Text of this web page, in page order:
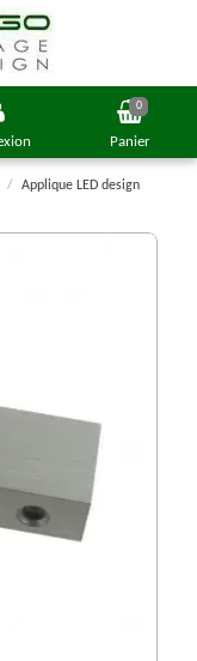
0
Panier
Applique LED design